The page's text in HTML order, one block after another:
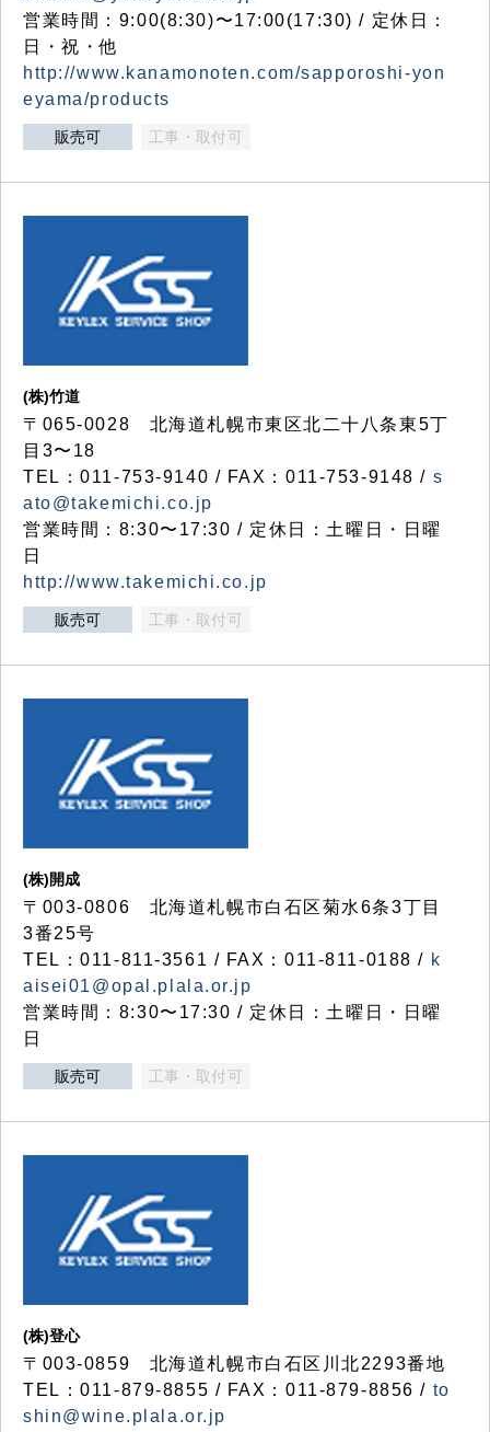
営業時間：9:00(8:30)〜17:00(17:30) / 定休日：
日・祝・他
http://www.kanamonoten.com/sapporoshi-yon
eyama/products
販売可 工事・取付可
(株)竹道
〒065-0028 北海道札幌市東区北二十八条東5丁
目3〜18
TEL：011-753-9140 / FAX：011-753-9148 / s
ato@takemichi.co.jp
営業時間：8:30〜17:30 / 定休日：土曜日・日曜
日
http://www.takemichi.co.jp
販売可 工事・取付可
(株)開成
〒003-0806 北海道札幌市白石区菊水6条3丁目
3番25号
TEL：011-811-3561 / FAX：011-811-0188 / k
aisei01@opal.plala.or.jp
営業時間：8:30〜17:30 / 定休日：土曜日・日曜
日
販売可 工事・取付可
(株)登心
〒003-0859 北海道札幌市白石区川北2293番地
TEL：011-879-8855 / FAX：011-879-8856 / to
shin@wine.plala.or.jp